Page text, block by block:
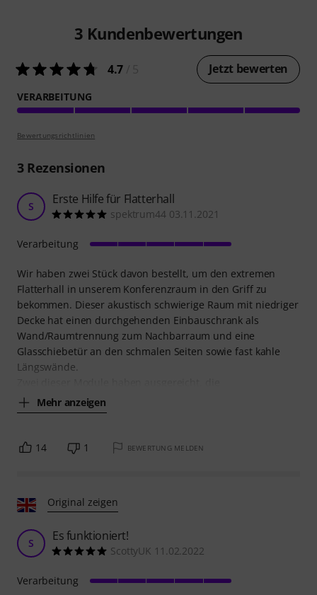
3 Kundenbewertungen
4.7 Jetzt bewerten
VERARBEITUNG
Bewertungsrichtlinien
3Rezensionen
S Erste Hilfe für Flatterhall
spektrum44 03.11.2021
Wir haben zwei Stück davon bestellt, um den extremen
Flatterhall in unserem Konferenzraum in den Griff zu
bekommen. Dieser akustisch schwierige Raum mit niedriger
Decke hat einen durchgehenden Einbauschrank als
Wand/Raumtrennung zum Nachbarraum und eine
Glasschiebetür an den schmalen Seiten sowie fast kahle
Längswände.
Mehr anzeigen
Verarbeitung
14 1 BEWERTUNG MELDEN
Original zeigen
S Es funktioniert!
ScottyUK 11.02.2022
Verarbeitung